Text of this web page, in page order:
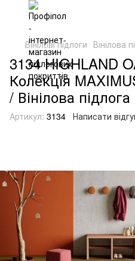
Вінілові підлоги Вінілова
3134 HIGHLAND
Колекція
/ Вінілова
Артикул: 3134 Написати